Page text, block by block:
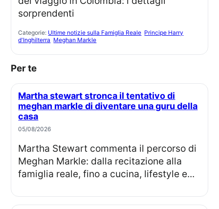
Categorie: Ultime notizie sulla Famiglia Reale Principe Harry
d'Inghilterra Meghan Markle
Per te
Martha stewart stronca il tentativo di
meghan markle di diventare una guru della
casa
05/08/2026
Martha Stewart commenta il percorso di
Meghan Markle: dalla recitazione alla
famiglia reale, fino a cucina, lifestyle e...